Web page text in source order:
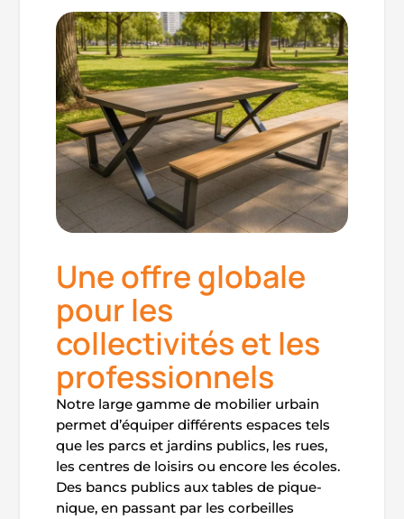
Une offre globale
pour les
collectivités et les
professionnels
Notre large gamme de mobilier urbain
permet d’équiper différents espaces tels
que les parcs et jardins publics, les rues,
les centres de loisirs ou encore les écoles.
Des bancs publics aux tables de pique-
nique, en passant par les corbeilles